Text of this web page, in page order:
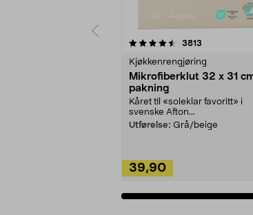
3813
Kjøkkenrengjøring
Mikrofiberklut 32 x 31
pakning
Kåret til «soleklar favoritt» i
svenske Afton...
Utførelse: Grå/beige
39,90
4.5av 5 stjerner